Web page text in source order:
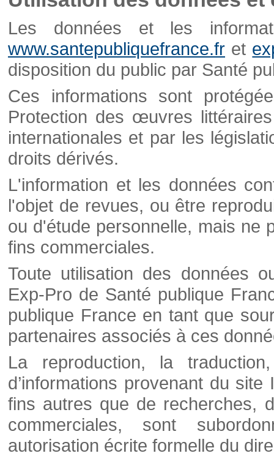
Les données et les
www.santepubliquefrance.fr et
disposition du public par Santé
Ces informations sont
Protection des œuvres
internationales et par les
droits dérivés.
L'information et les données
l'objet de revues, ou être
ou d'étude personnelle, mais ne
fins commerciales.
Toute utilisation des données
Exp-Pro de Santé publique
publique France en tant que
partenaires associés à ces
La reproduction, la
d’informations provenant du
fins autres que de recherches,
commerciales, sont
autorisation écrite formelle du